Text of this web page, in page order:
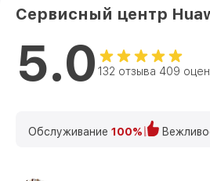
Сервисный центр
5.0 132 отзыва 409
Обслуживание 100%